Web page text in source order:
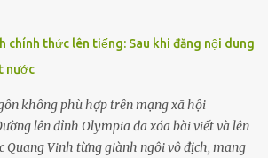
thể sẽ bỏ lỡ cơ hội và gặp nguy hiểm. Trẻ con
cứ coi trẻ còn nhỏ nên dù có phạm sai
trách mắng. Nhưng nếu người lớn tuổi
chính thức lên tiếng: Sau khi đăng nội dung
nước
không phù hợp trên mạng xã hội
lên đỉnh Olympia đã xóa bài viết và lên
Quang Vinh từng giành ngôi vô địch, mang